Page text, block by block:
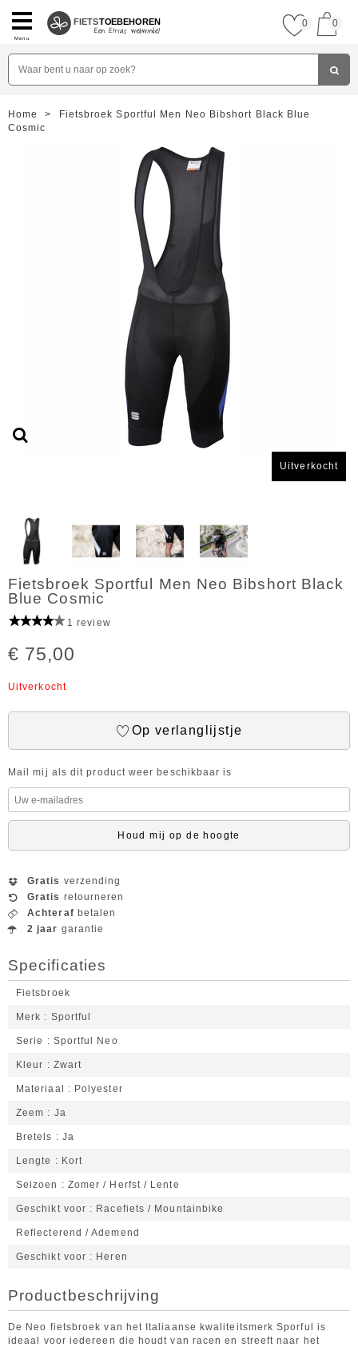
Menu
FIETSTOEBEHOREN 0 0
Home >
Fietsbroek Sportful Men Neo Bibshort Black Blue
Cosmic
Uitverkocht
Fietsbroek Sportful Men Neo Bibshort Black
Blue Cosmic
1 review
€ 75,00
Uitverkocht
Op verlanglijstje
Mail mij als dit product weer beschikbaar is
Houd mij op de hoogte
Gratis verzending
Gratis retourneren
Achteraf betalen
2 jaar garantie
Specificaties
Fietsbroek
Merk Sportful
Serie Sportful Neo
Kleur Zwart
Materiaal Polyester
Zeem Ja
Bretels Ja
Lengte Kort
Seizoen Zomer / Herfst / Lente
Geschikt voor Racefiets / Mountainbike
Reflecterend / Ademend
Geschikt voor Heren
Productbeschrijving
De Neo fietsbroek van het Italiaanse kwaliteitsmerk Sporful is
ideaal voor iedereen die houdt van racen en streeft naar het